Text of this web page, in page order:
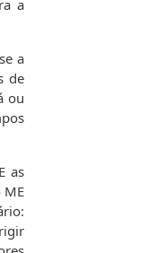
a
a
de
ou
as
ME